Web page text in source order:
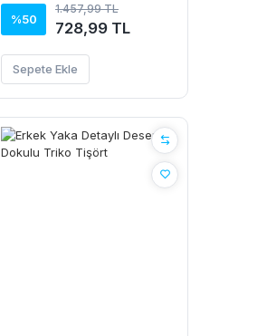
%50
1.457,99 TL
728,99 TL
Sepete Ekle